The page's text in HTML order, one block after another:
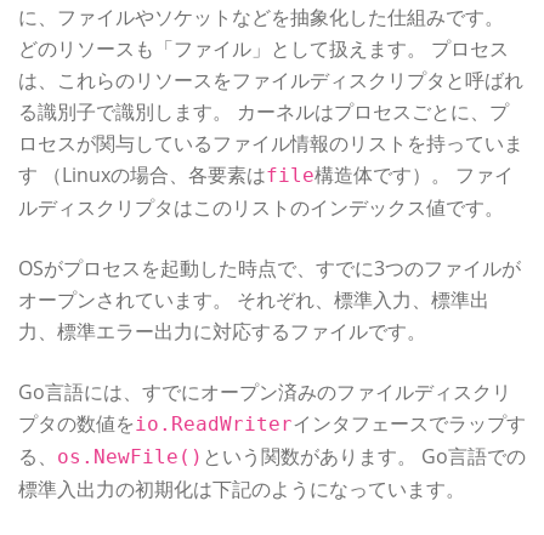
に、ファイルやソケットなどを抽象化した仕組みです。
どのリソースも「ファイル」として扱えます。 プロセス
は、これらのリソースをファイルディスクリプタと呼ばれ
る識別子で識別します。 カーネルはプロセスごとに、プ
ロセスが関与しているファイル情報のリストを持っていま
す （Linuxの場合、各要素はfile構造体です）。 ファイ
ルディスクリプタはこのリストのインデックス値です。
OSがプロセスを起動した時点で、すでに3つのファイルが
オープンされています。 それぞれ、標準入力、標準出
力、標準エラー出力に対応するファイルです。
Go言語には、すでにオープン済みのファイルディスクリ
プタの数値をio.ReadWriterインタフェースでラップす
る、
os.NewFile() という関数があります。 Go言語での
標準入出力の初期化は下記のようになっています。